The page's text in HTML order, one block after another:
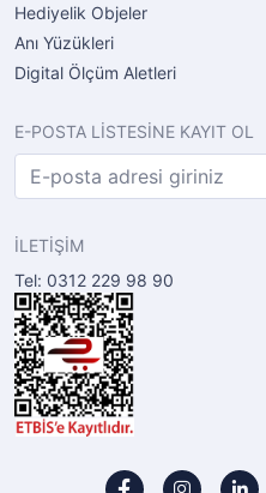
Hediyelik Objeler
Anı Yüzükleri
Digital Ölçüm Aletleri
E-POSTA LİSTESİNE KAYIT OL
İLETİŞİM
Tel: 0312 229 98 90